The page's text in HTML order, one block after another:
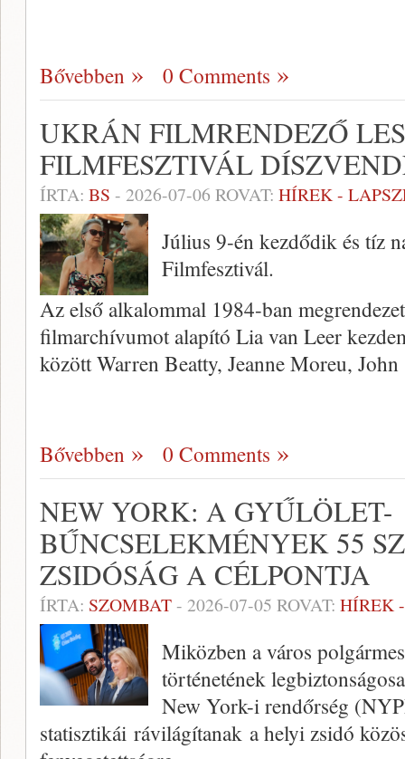
Bővebben 0 Comments
UKRÁN FILMRENDEZŐ
FILMFESZTIVÁL
ÍRTA: BS - 2026-07-06 ROVAT: HÍREK -
Július 9-én kezdődik és tíz
Filmfesztivál.
Az első alkalommal 1984-ban
filmarchívumot alapító Lia van Leer
között Warren Beatty, Jeanne Moreu,
Bővebben 0 Comments
NEW YORK: A GYŰLÖLET-
BŰNCSELEKMÉNYEK 55
ZSIDÓSÁG A CÉLPONTJA
ÍRTA: SZOMBAT- 2026-07-05 ROVAT: HÍREK
Miközben a város
történetének
New York-i rendőrség
statisztikái rávilágítanak a helyi zsidó